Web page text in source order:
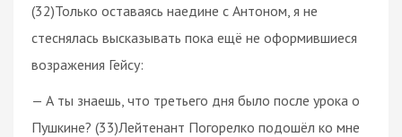
(32)Только оставаясь наедине с Антоном, я не
стеснялась высказывать пока ещё не оформившиеся
возражения Гейсу:
— А ты знаешь, что третьего дня было после урока о
Пушкине? (33)Лейтенант Погорелко подошёл ко мне